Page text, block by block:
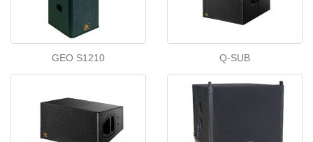
GEO S1210 Q-SUB